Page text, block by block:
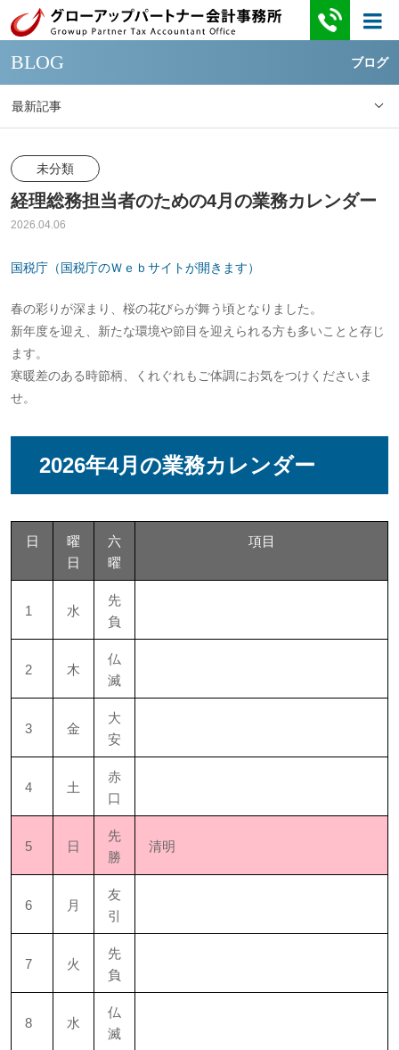
BLOG ブログ
最新記事
未分類
経理総務担当者のための4月の業務カレンダー
2026.04.06
国税庁（国税庁のＷｅｂサイトが開きます）
春の彩りが深まり、桜の花びらが舞う頃となりました。
新年度を迎え、新たな環境や節目を迎えられる方も多いことと存じ
ます。
寒暖差のある時節柄、くれぐれもご体調にお気をつけくださいま
せ。
2026年4月の業務カレンダー
日
曜
日
六
曜
項目
1 水
先
負
2 木
仏
滅
3 金
大
安
4 土
赤
口
5 日
先
勝
清明
6 月
友
引
7 火
先
負
8 水
仏
滅